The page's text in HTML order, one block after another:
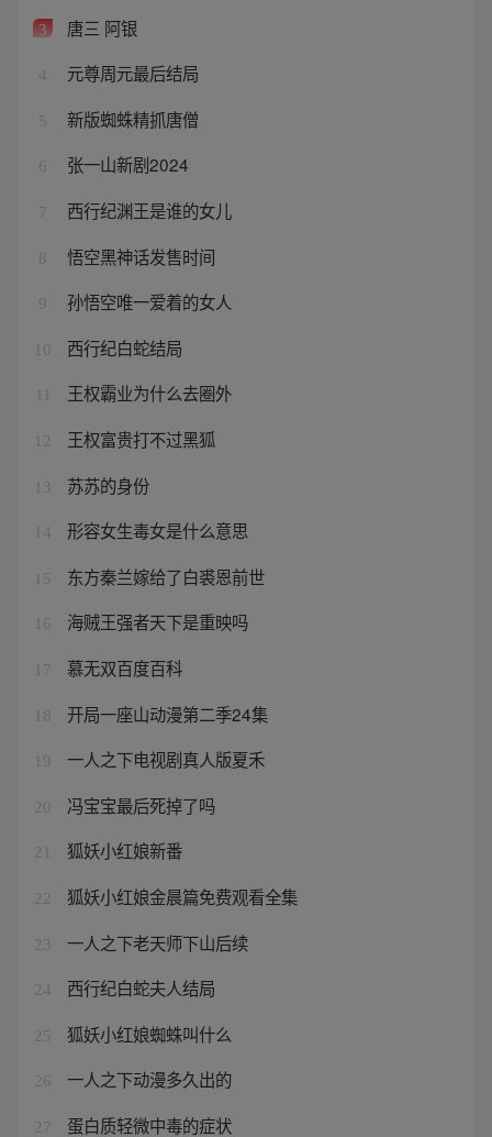
3 唐三 阿银
4 元尊周元最后结局
5 新版蜘蛛精抓唐僧
6 张一山新剧2024
7 西行纪渊王是谁的女儿
8 悟空黑神话发售时间
9 孙悟空唯一爱着的女人
10 西行纪白蛇结局
王权霸业为什么去圈外
12 王权富贵打不过黑狐
13 苏苏的身份
14 形容女生毒女是什么意思
15 东方秦兰嫁给了白裘恩前世
16 海贼王强者天下是重映吗
17 慕无双百度百科
18 开局一座山动漫第二季24集
19 一人之下电视剧真人版夏禾
20 冯宝宝最后死掉了吗
21 狐妖小红娘新番
22 狐妖小红娘金晨篇免费观看全集
23 一人之下老天师下山后续
24 西行纪白蛇夫人结局
25 狐妖小红娘蜘蛛叫什么
26 一人之下动漫多久出的
27 蛋白质轻微中毒的症状